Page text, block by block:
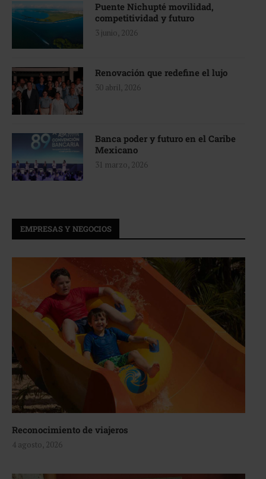
Puente Nichupté movilidad,
competitividad y futuro
3 junio, 2026
Renovación que redefine el lujo
30 abril, 2026
Banca poder y futuro en el Caribe
Mexicano
31 marzo, 2026
EMPRESAS Y NEGOCIOS
Reconocimiento de viajeros
4 agosto, 2026